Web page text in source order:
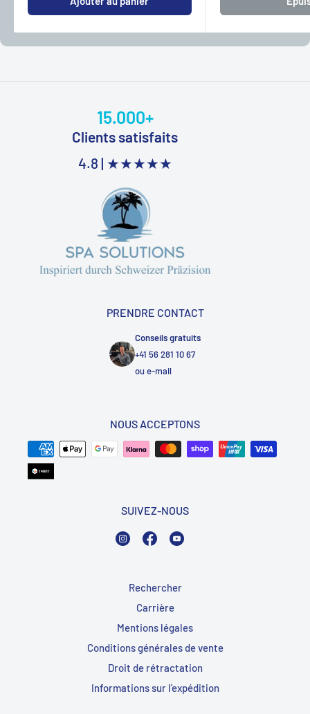
15.000+
Clients satisfaits
4.8 | ★★★★★
PRENDRE CONTACT
Conseils gratuits
+41 56 281 10 67
oue-mail
NOUS ACCEPTONS
SUIVEZ-NOUS
InstagramFacebook
Rechercher
Carrière
Mentions légales
Conditions générales de vente
Droit de rétractation
Informations sur l'expédition